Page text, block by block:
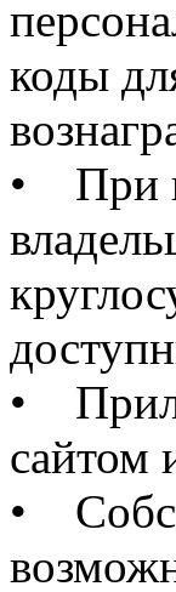
коды
• При
•
сайтом
•